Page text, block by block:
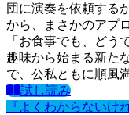
団に演奏を依頼する
から、まさかのアプ
「お食事でも、どう
趣味から始まる新た
で、公私ともに順風
試し読み
『よくわからないけ